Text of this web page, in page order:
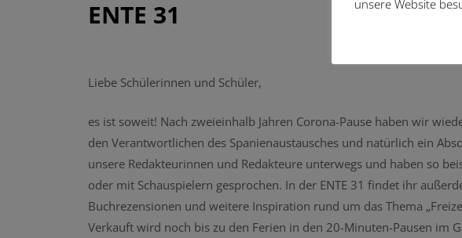
ENTE 31
Liebe Schülerinnen und Schüler,
es ist soweit! Nach zweieinhalb Jahren Corona-Pause haben wir
den Verantwortlichen des Spanienaustausches und natürlich ein
unsere Redakteurinnen und Redakteure unterwegs und haben so
oder mit Schauspielern gesprochen. In der ENTE 31 findet ihr
Buchrezensionen und weitere Inspiration rund um das Thema
Verkauft wird noch bis zu den Ferien in den 20-Minuten-Pausen im
unsere Website